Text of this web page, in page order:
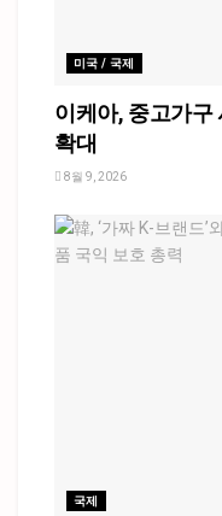
미국 / 국제
이케아, 중고가구
확대
8월 9, 2026
국제